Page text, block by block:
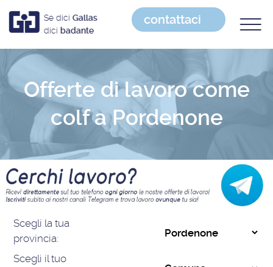
Se dici Gallas
dici badante
contattaci
Offerte di lavoro come
colf a Pordenone
Scegli la tua
provincia:
Scegli il tuo